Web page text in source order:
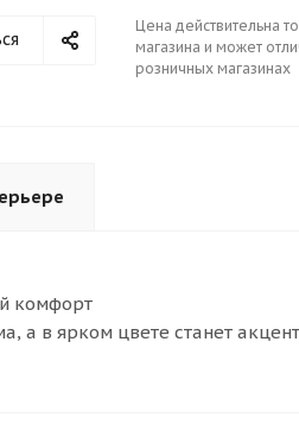
Цена действительна
магазина и может
розничных магазинах
комфорт
а в ярком цвете станет